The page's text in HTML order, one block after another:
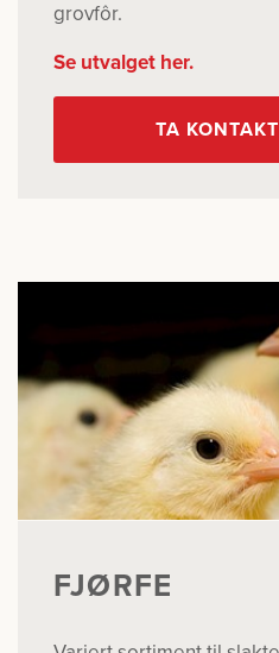
grovfôr.
Se utvalget her.
TA
FJØRFE